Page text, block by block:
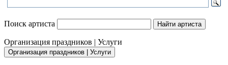
Поиск артиста
Организация праздников | Услуги
Организация праздников | Услуги